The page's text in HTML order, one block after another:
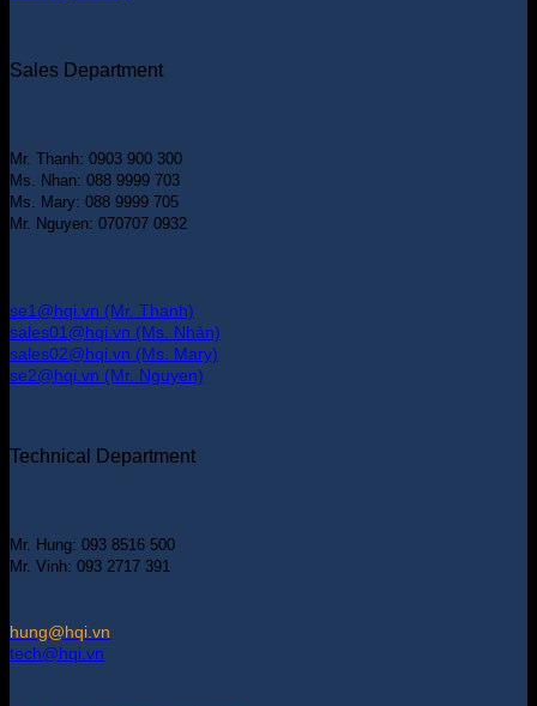
Sales Department
Mr. Thanh: 0903 900 300
Ms. Nhan: 088 9999 703
Ms. Mary: 088 9999 705
Mr. Nguyen: 070707 0932
se1@hqi.vn (Mr. Thanh)
sales01@hqi.vn (Ms. Nhàn)
sales02@hqi.vn (Ms. Mary)
se2@hqi.vn (Mr. Nguyen)
Technical Department
Mr. Hung: 093 8516 500
Mr. Vinh: 093 2717 391
hung@hqi.vn
tech@hqi.vn